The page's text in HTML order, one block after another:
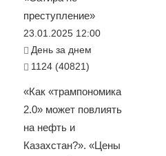
преступление»
23.01.2025 12:00
День за днем
1124 (40821)
«Как «трампономика
2.0» может повлиять
на нефть и
Казахстан?». «Цены